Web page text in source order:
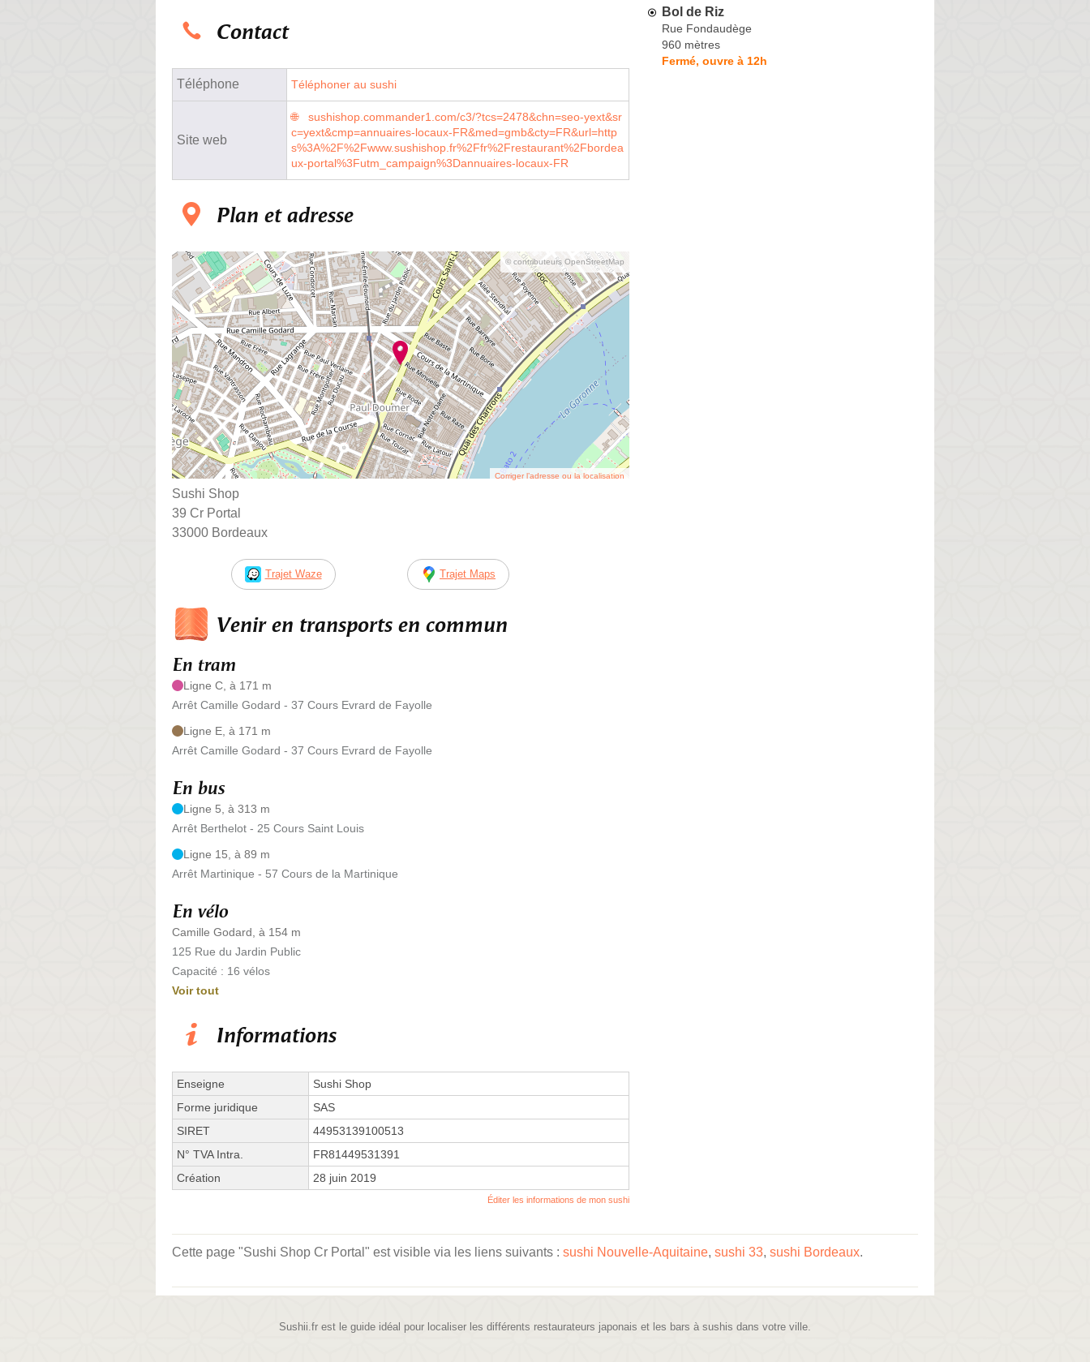
Contact
Téléphone Téléphoner au sushi
Site web
sushishop.commander1.com/c3/?tcs=2478&chn=seo-yext&sr
c=yext&cmp=annuaires-locaux-FR&med=gmb&cty=FR&url=http
s%3A%2F%2Fwww.sushishop.fr%2Ffr%2Frestaurant%2Fbordea
ux-portal%3Futm_campaign%3Dannuaires-locaux-FR
Plan et adresse
© contributeurs OpenStreetMap
Corriger l’adresse ou la localisation
Sushi Shop
39 Cr Portal
33000 Bordeaux
Trajet Waze Trajet Maps
Venir en transports en commun
En tram
Ligne C, à 171 m
Arrêt Camille Godard - 37 Cours Evrard de Fayolle
Ligne E, à 171 m
Arrêt Camille Godard - 37 Cours Evrard de Fayolle
En bus
Ligne 5, à 313 m
Arrêt Berthelot - 25 Cours Saint Louis
Ligne 15, à 89 m
Arrêt Martinique - 57 Cours de la Martinique
En vélo
Camille Godard, à 154 m
125 Rue du Jardin Public
Capacité : 16 vélos
Voir tout
Informations
Enseigne
Sushi Shop
Forme juridique
SAS
SIRET
44953139100513
N° TVA Intra.
FR81449531391
Création
28 juin 2019
Éditer les informations de mon sushi
Bol de Riz
Rue Fondaudège
960 mètres
Fermé, ouvre à 12h
Cette page "Sushi Shop Cr Portal" est visible via les liens suivants : sushi Nouvelle-Aquitaine, sushi 33, sushi Bordeaux.
Sushii.fr est le guide idéal pour localiser les différents restaurateurs japonais et les bars à sushis dans votre ville.